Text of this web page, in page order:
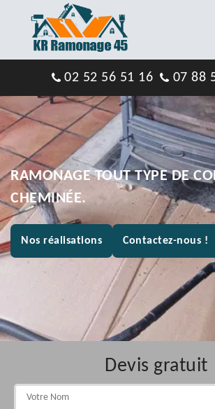
02 52 56 51 16 07 88
RAMONAGE TOUT TYPE DE
CHEMINÉE.
Nos réalisations Contactez-nous !
Devis gratuit